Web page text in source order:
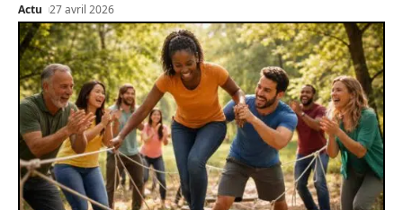
Actu 27 avril 2026